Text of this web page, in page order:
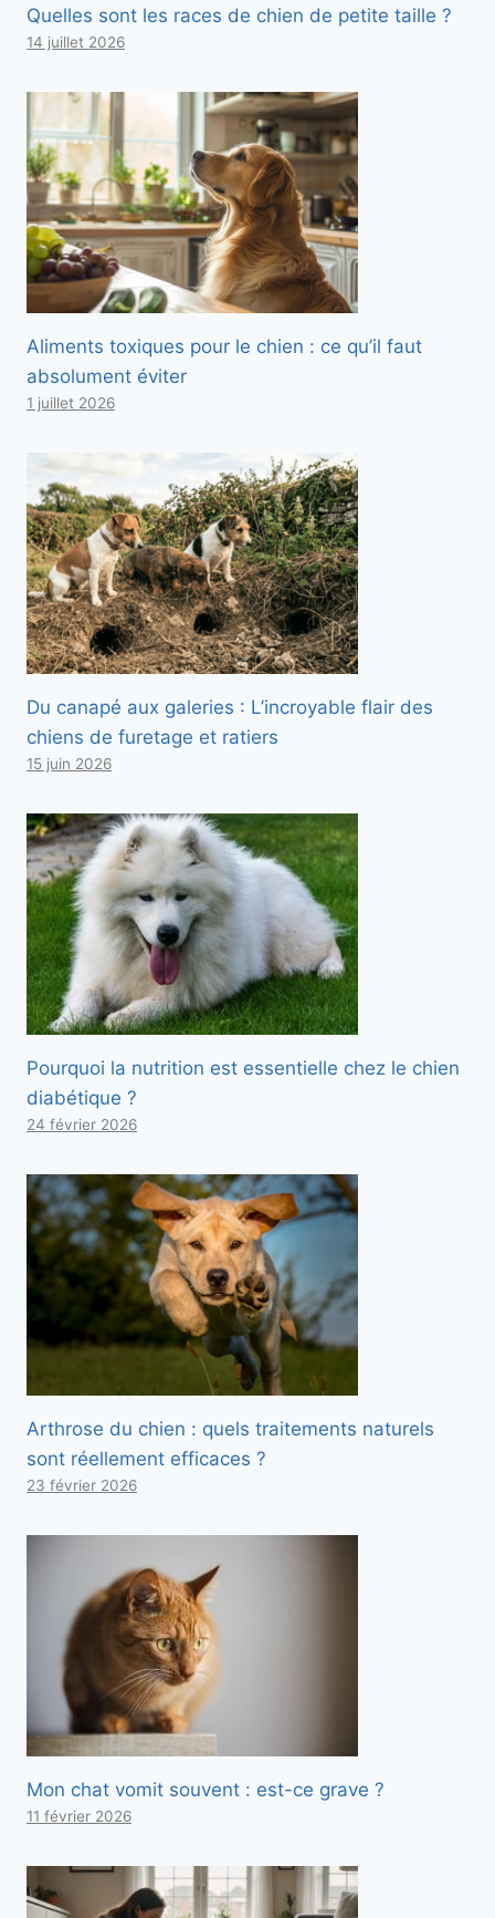
Quelles sont les races de chien de petite taille ?
14 juillet 2026
Aliments toxiques pour le chien : ce qu’il faut
absolument éviter
1 juillet 2026
Du canapé aux galeries : L’incroyable flair des
chiens de furetage et ratiers
15 juin 2026
Pourquoi la nutrition est essentielle chez le chien
diabétique ?
24 février 2026
Arthrose du chien : quels traitements naturels
sont réellement efficaces ?
23 février 2026
Mon chat vomit souvent : est-ce grave ?
11 février 2026